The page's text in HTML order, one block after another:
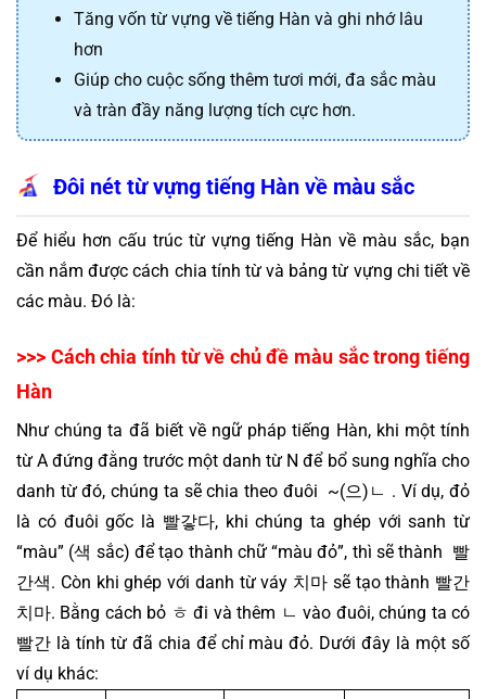
Tăng vốn từ vựng về tiếng Hàn và ghi nhớ lâu
hơn
Giúp cho cuộc sống thêm tươi mới, đa sắc màu
và tràn đầy năng lượng tích cực hơn.
Đôi nét từ vựng tiếng Hàn về màu sắc
Để hiểu hơn cấu trúc từ vựng tiếng Hàn về màu sắc, bạn
cần nắm được cách chia tính từ và bảng từ vựng chi tiết về
các màu. Đó là:
>>> Cách chia tính từ về chủ đề màu sắc trong tiếng
Hàn
Như chúng ta đã biết về ngữ pháp tiếng Hàn, khi một tính
từ A đứng đằng trước một danh từ N để bổ sung nghĩa cho
danh từ đó, chúng ta sẽ chia theo đuôi  ~(으)ㄴ . Ví dụ, đỏ
là có đuôi gốc là 빨갛다, khi chúng ta ghép với sanh từ
“màu” (색 sắc) để tạo thành chữ “màu đỏ”, thì sẽ thành  빨
간색. Còn khi ghép với danh từ váy 치마 sẽ tạo thành 빨간
치마. Bằng cách bỏ ㅎ đi và thêm ㄴ vào đuôi, chúng ta có
빨간 là tính từ đã chia để chỉ màu đỏ. Dưới đây là một số
ví dụ khác: